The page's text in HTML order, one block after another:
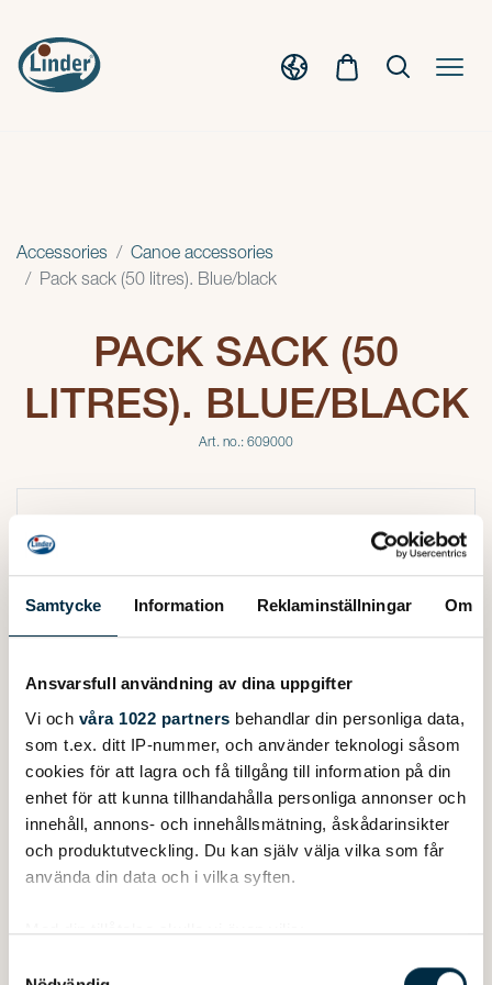
Samtycke Information Reklaminställningar Om
Ansvarsfull användning av dina uppgifter
Vi och våra 1022 partners behandlar din personliga data,
som t.ex. ditt IP-nummer, och använder teknologi såsom
cookies för att lagra och få tillgång till information på din
enhet för att kunna tillhandahålla personliga annonser och
innehåll, annons- och innehållsmätning, åskådarinsikter
och produktutveckling. Du kan själv välja vilka som får
använda din data och i vilka syften.
Med din tillåtelse skulle vi även vilja:
Accessories
Canoe accessories
Pack sack (50 litres). Blue/black
PACK SACK (50
LITRES). BLUE/BLACK
Art. no.: 609000
closure with quick-release catch. Perfect for protecting